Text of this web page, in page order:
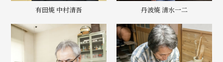
有田焼 中村清吾 丹波焼 清水一二